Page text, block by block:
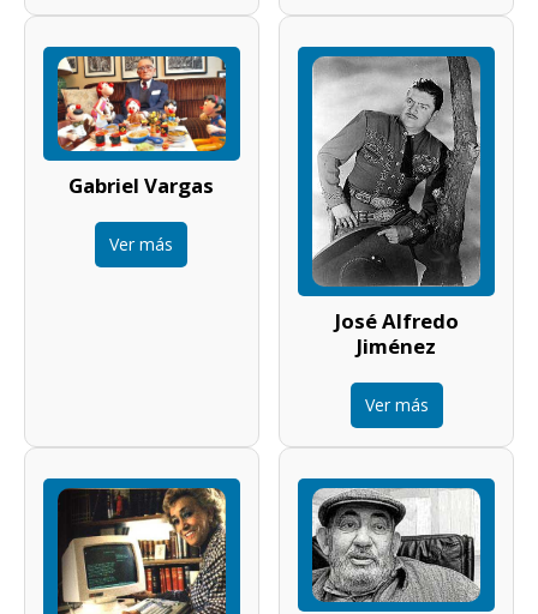
Gabriel Vargas
Ver más
José Alfredo
Jiménez
Ver más